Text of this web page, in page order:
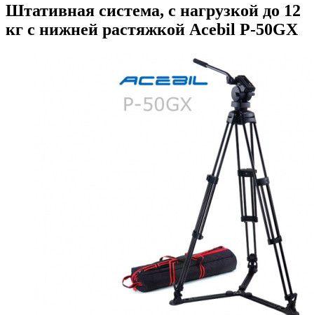
Штативная система, с нагрузкой до 12
кг с нижней растяжкой Acebil P-50GX